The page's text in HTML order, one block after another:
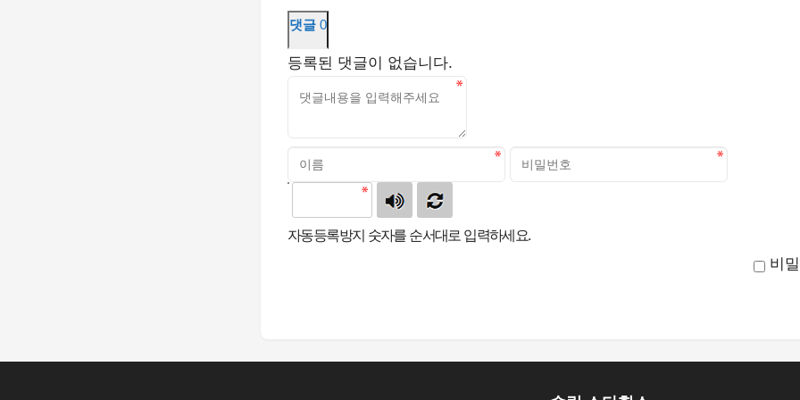
댓글 0
등록된 댓글이 없습니다.
자동등록방지 숫자를 순서대로 입력하세요.
비